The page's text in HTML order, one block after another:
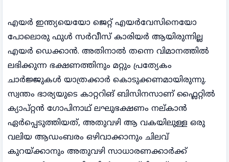
എയർ ഇന്ത്യയെയോ ജെറ്റ് എയർവേസിനെയോ
പോലൊരു ഫുൾ സർവീസ് കാരിയർ ആയിരുന്നില്ല
എയർ ഡെക്കാൻ. അതിനാൽ തന്നെ വിമാനത്തിൽ
ലഭിക്കുന്ന ഭക്ഷണത്തിനും മറ്റും പ്രത്യേകം
ചാർജ്ജുകൾ യാത്രക്കാർ കൊടുക്കണമായിരുന്നു.
സ്വന്തം ഭാര്യയുടെ കാറ്ററിങ് ബിസിനസാണ് ഫ്ലൈറ്റിൽ
ക്യാപ്റ്റൻ ഗോപിനാഥ് ലഘുഭക്ഷണം നല്കാൻ
ഏർപ്പെടുത്തിയത്, അതുവഴി ആ വകയിലുള്ള ഒരു
വലിയ ആഡംബരം ഒഴിവാക്കാനും ചിലവ്
കുറയ്ക്കാനും അതുവഴി സാധാരണക്കാർക്ക്